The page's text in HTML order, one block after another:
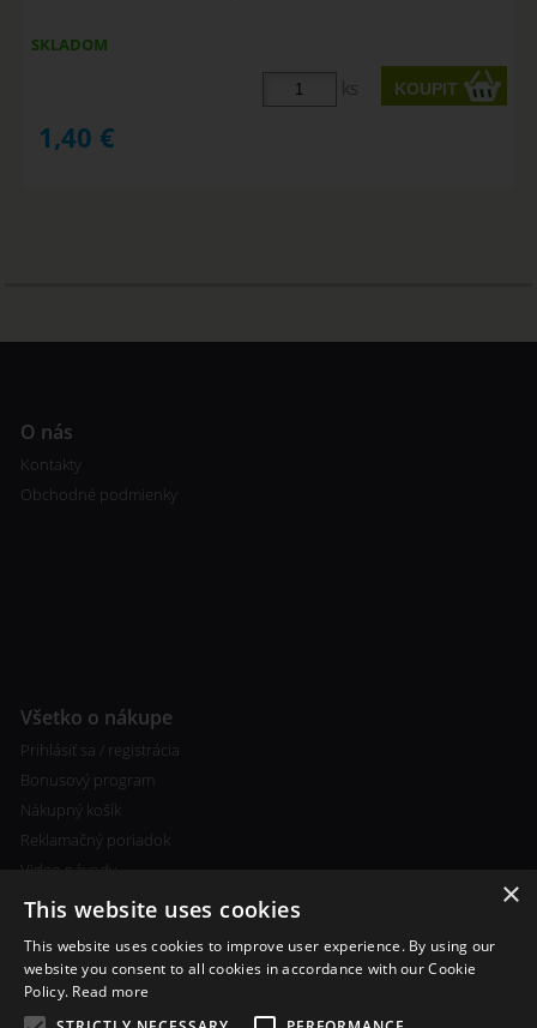
SKLADOM
ks
1,40 €
O nás
Kontakty
Obchodné podmienky
Všetko o nákupe
Prihlásiť sa / registrácia
Bonusový program
Nákupný košík
Reklamačný poriadok
Video návody
Ďalšie informácie
×
This website uses cookies
This website uses cookies to improve user experience. By using our
website you consent to all cookies in accordance with our Cookie
Policy. Read more